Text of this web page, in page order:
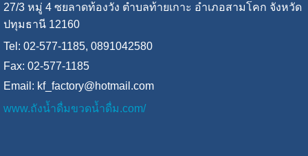
27/3 หมู่ 4 ซยลาดท้องวัง ตำบลท้ายเกาะ อำเภอสามโคก จังหวัด
ปทุมธานี 12160
Tel: 02-577-1185, 0891042580
Fax: 02-577-1185
Email: kf_factory@hotmail.com
www.ถังน้ำดื่มขวดน้ำดื่ม.com/